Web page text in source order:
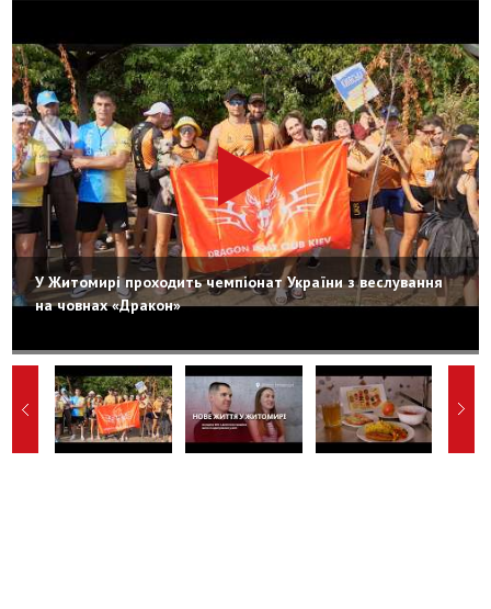
У Житомирі проходить чемпіонат України з веслування
на човнах «Дракон»